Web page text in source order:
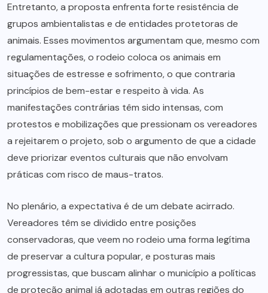
Entretanto, a proposta enfrenta forte resistência de
grupos ambientalistas e de entidades protetoras de
animais. Esses movimentos argumentam que, mesmo com
regulamentações, o rodeio coloca os animais em
situações de estresse e sofrimento, o que contraria
princípios de bem-estar e respeito à vida. As
manifestações contrárias têm sido intensas, com
protestos e mobilizações que pressionam os vereadores
a rejeitarem o projeto, sob o argumento de que a cidade
deve priorizar eventos culturais que não envolvam
práticas com risco de maus-tratos.
No plenário, a expectativa é de um debate acirrado.
Vereadores têm se dividido entre posições
conservadoras, que veem no rodeio uma forma legítima
de preservar a cultura popular, e posturas mais
progressistas, que buscam alinhar o município a políticas
de proteção animal já adotadas em outras regiões do